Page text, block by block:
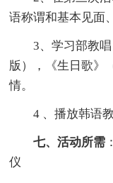
语称谓和基本见面
3、学习部教唱
版），《生日歌》
情。
4 、播放韩语教
七、活动所需
仪